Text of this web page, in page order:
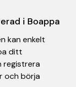
i Boappa
kan enkelt
ditt
registrera
och börja